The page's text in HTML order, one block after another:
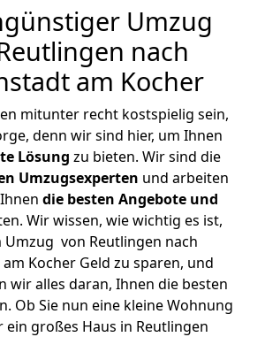
Umzug
nach
am Kocher
mitunter recht kostspielig sein,
denn wir sind hier, um Ihnen
Lösung zu bieten. Wir sind die
Umzugsexperten und arbeiten
die besten Angebote und
Wir wissen, wie wichtig es ist,
Umzug von Reutlingen nach
Kocher Geld zu sparen, und
wir alles daran, Ihnen die besten
Ob Sie nun eine kleine Wohnung
ein großes Haus in Reutlingen